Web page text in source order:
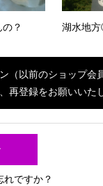
？ 湖水地
（以前のショップ会
再登録をお願いいた
れですか？